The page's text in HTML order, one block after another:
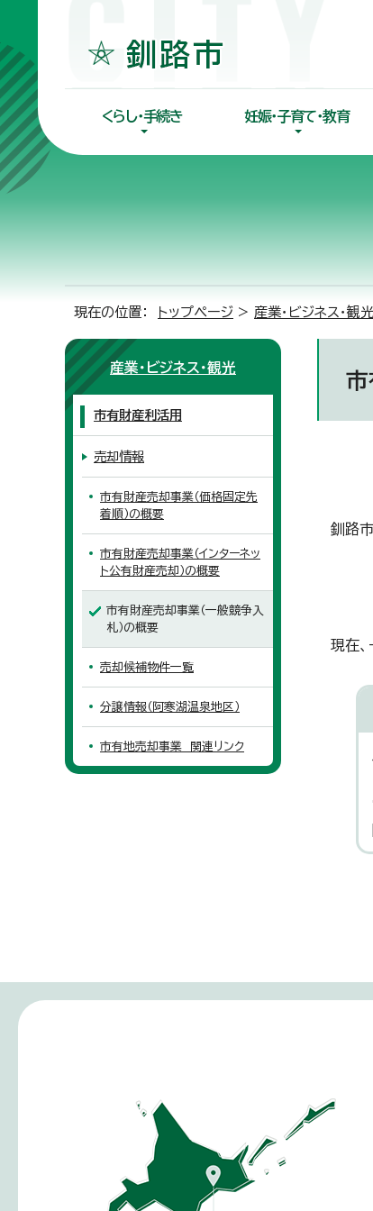
くらし・手続き 妊娠・子育て・教育
現在の位置： トップページ > 産業・ビジネス・観光
市
釧路
現在
産業・ビジネス・観光
市有財産利活用
売却情報
市有財産売却事業（価格固定先
着順）の概要
市有財産売却事業（インターネッ
ト公有財産売却）の概要
市有財産売却事業（一般競争入
札）の概要
売却候補物件一覧
分譲情報（阿寒湖温泉地区）
市有地売却事業 関連リンク